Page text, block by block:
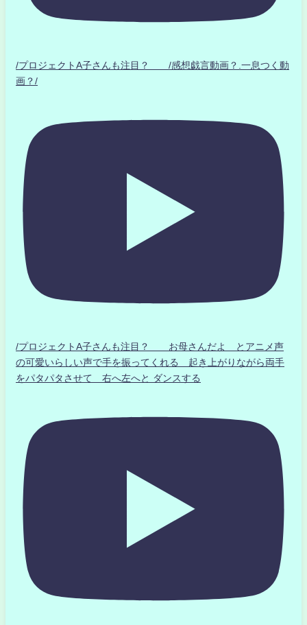
/プロジェクトA子さんも注目？ /感想戯言動画？.一息つく動
画？/
/プロジェクトA子さんも注目？ お母さんだよ とアニメ声
の可愛いらしい声で手を振ってくれる 起き上がりながら両手
をパタパタさせて 右へ左へと ダンスする